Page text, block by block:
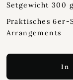
Setgewicht 300 g
Praktisches
Arrangements
In